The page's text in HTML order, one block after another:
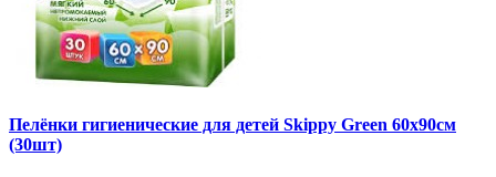
Пелёнки гигиенические для детей Skippy Green 60x90см
(30шт)